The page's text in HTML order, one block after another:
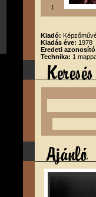
1
Kiadó:
Kiadás éve: 1978
Eredeti
Technika: 1